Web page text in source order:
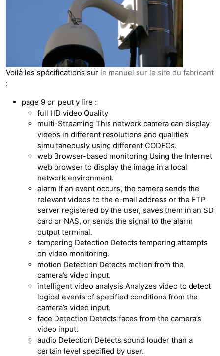
Voilà les spécifications sur le manuel sur le site du fabricant
:
page 9 on peut y lire :
full HD video Quality
multi-Streaming This network camera can display
videos in different resolutions and qualities
simultaneously using different CODECs.
web Browser-based monitoring Using the Internet
web browser to display the image in a local
network environment.
alarm If an event occurs, the camera sends the
relevant videos to the e-mail address or the FTP
server registered by the user, saves them in an SD
card or NAS, or sends the signal to the alarm
output terminal.
tampering Detection Detects tempering attempts
on video monitoring.
motion Detection Detects motion from the
camera’s video input.
intelligent video analysis Analyzes video to detect
logical events of specified conditions from the
camera’s video input.
face Detection Detects faces from the camera’s
video input.
audio Detection Detects sound louder than a
certain level specified by user.